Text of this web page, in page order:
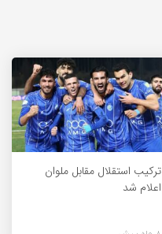
ترکیب استقلال مقابل ملوان
اعلام شد